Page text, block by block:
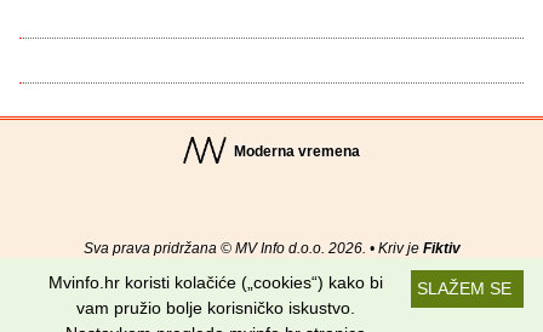
Moderna vremena
Sva prava pridržana © MV Info d.o.o. 2026. • Kriv je Fiktiv
Uvjeti korištenja RSS kanaliSLAŽEM SE
Mvinfo.hr koristi kolačiće („cookies“) kako bi
vam pružio bolje korisničko iskustvo.